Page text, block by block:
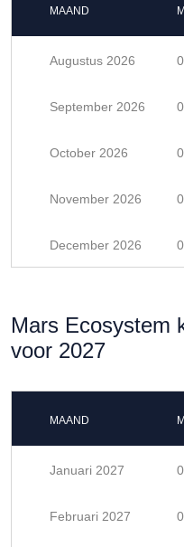
MAAND
Augustus 2026
September 2026
October 2026
November 2026
December 2026
Mars Ecosystem
voor 2027
MAAND
Januari 2027
Februari 2027